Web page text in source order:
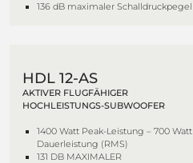
136 dB maximaler Schalldruckpegel
HDL 12-AS
AKTIVER FLUGFÄHIGER
HOCHLEISTUNGS-SUBWOOFER
1400 Watt Peak-Leistung – 700 Watt
Dauerleistung (RMS)
131 DB MAXIMALER